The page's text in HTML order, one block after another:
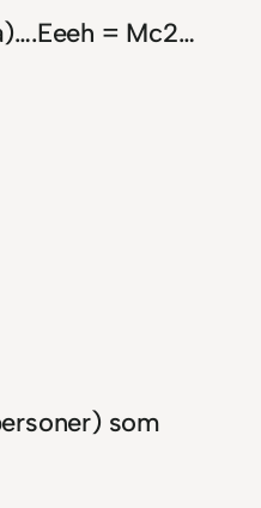
= Mc2…
som